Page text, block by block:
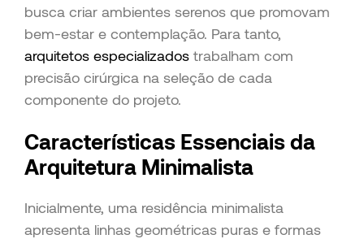
busca criar ambientes serenos que promovam
bem-estar e contemplação. Para tanto,
arquitetos especializados trabalham com
precisão cirúrgica na seleção de cada
componente do projeto.
Características Essenciais da
Arquitetura Minimalista
Inicialmente, uma residência minimalista
apresenta linhas geométricas puras e formas